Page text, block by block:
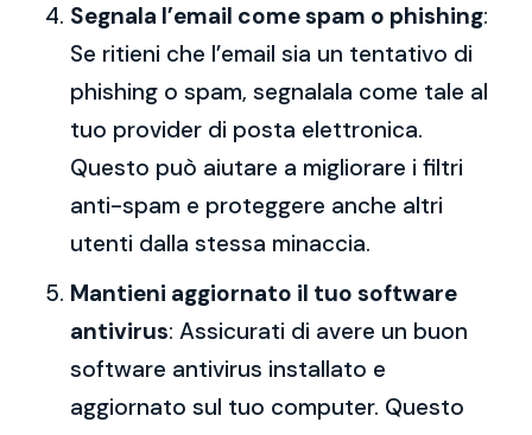
Segnala l’email come spam o phishing:
Se ritieni che l’email sia un tentativo di
phishing o spam, segnalala come tale al
tuo provider di posta elettronica.
Questo può aiutare a migliorare i filtri
anti-spam e proteggere anche altri
utenti dalla stessa minaccia.
Mantieni aggiornato il tuo software
antivirus: Assicurati di avere un buon
software antivirus installato e
aggiornato sul tuo computer. Questo